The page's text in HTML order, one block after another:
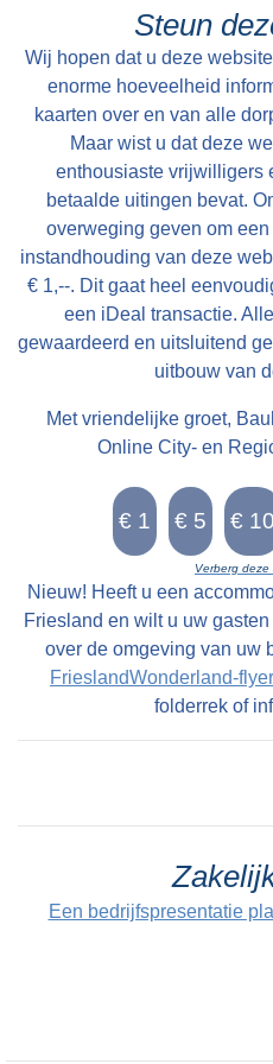
Folsgare, groot in het
Pondematen belast met
PYTTERS bewoond
Huur, te huur doende
Car. Guldens waarop
111 g.gls. Jelle Pytters
Pytter Jelles en Ytie
1757 getrouwd in
Westhem / Wolsum.
1759. In 1768 is Pytter
Folsgare op de
25. Jelle trouwt in 1783
Jirnsum. Ze volgen
Verder is er weinig over
Jelle Pytters komt Yme
boerderij. Daarna
LC 10-12-1800: Eene
en zeer geryflyke
deszelfs HUIZINGE en
staande en geleegen
, in het geheel groot na
alle kostelyke
Stuivers Schattinge
Steun
Wij hopen dat u deze
enorme hoeveelheid
kaarten over en van alle
Maar wist u dat deze
enthousiaste vrijwilligers
betaalde uitingen bevat.
overweging geven om
instandhouding van deze
€ 1,--. Dit gaat heel
een iDeal transactie.
gewaardeerd en uitsluitend
uitbouw van
Met vriendelijke groet,
Online City- en
Verberg
Nieuw! Heeft u een
Friesland en wilt u uw
over de omgeving van uw
FrieslandWonderland-
folderrek of
Een bedrijfspresentatie